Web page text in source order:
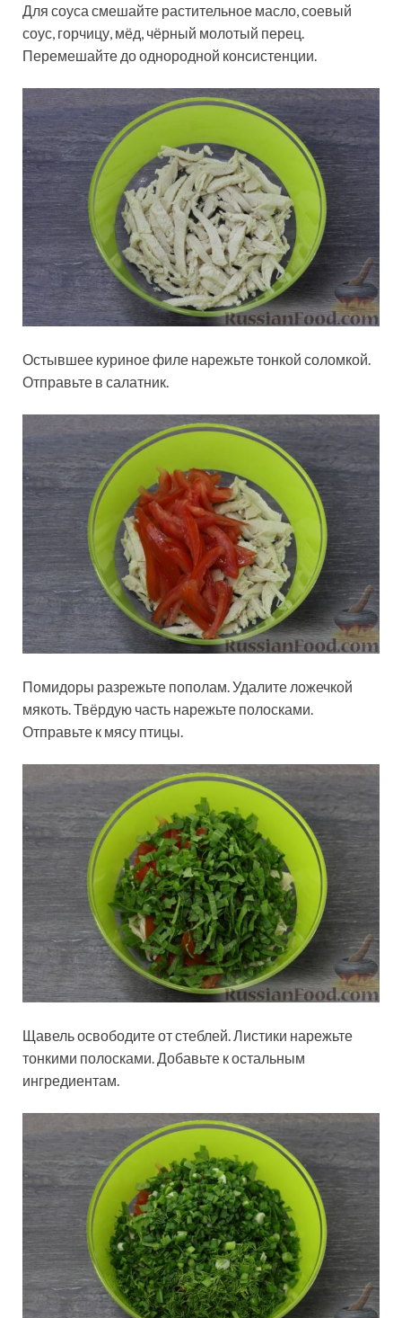
Для соуса смешайте растительное масло, соевый
соус, горчицу, мёд, чёрный молотый перец.
Перемешайте до однородной консистенции.
Остывшее куриное филе нарежьте тонкой соломкой.
Отправьте в салатник.
Помидоры разрежьте пополам. Удалите ложечкой
мякоть. Твёрдую часть нарежьте полосками.
Отправьте к мясу птицы.
Щавель освободите от стеблей. Листики нарежьте
тонкими полосками. Добавьте к остальным
ингредиентам.